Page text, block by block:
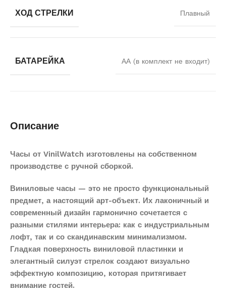
ХОД СТРЕЛКИ Плавный
БАТАРЕЙКА АА (в комплект не входит)
Описание
Часы от VinilWatch изготовлены на собственном
производстве с ручной сборкой.
Виниловые часы — это не просто функциональный
предмет, а настоящий арт-объект. Их лаконичный и
современный дизайн гармонично сочетается с
разными стилями интерьера: как с индустриальным
лофт, так и со скандинавским минимализмом.
Гладкая поверхность виниловой пластинки и
элегантный силуэт стрелок создают визуально
эффектную композицию, которая притягивает
внимание гостей.